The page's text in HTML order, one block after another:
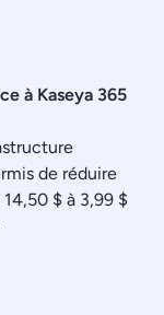
à Kaseya 365
de réduire
$ à 3,99 $